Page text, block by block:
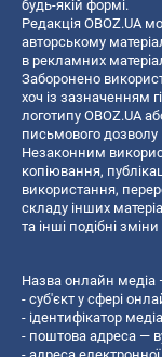
будь-якій формі.
Редакція OBOZ.UA
авторському
в рекламних
Заборонено
хоч із зазначенням
логотипу OBOZ.UA
письмового дозволу
Незаконним
копiювання,
використання,
складу інших
та інші подібні
Назва онлайн медіа
- суб'єкт у сфері
- ідентифікатор
- поштова адреса —